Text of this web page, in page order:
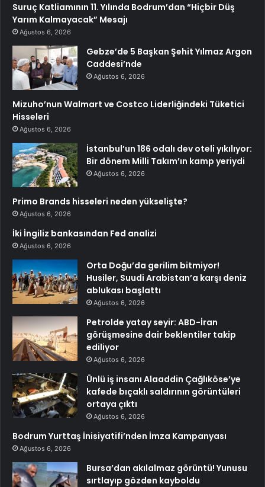
Suruç Katliamının 11. Yılında Bodrum’dan “Hiçbir Düş
Yarım Kalmayacak” Mesajı
Ağustos 6, 2026
Gebze’de 5 Başkan Şehit Yılmaz Argon
Caddesi’nde
Ağustos 6, 2026
Mizuho’nun Walmart ve Costco Liderliğindeki Tüketici
Hisseleri
Ağustos 6, 2026
İstanbul’un 186 odalı dev oteli yıkılıyor:
Bir dönem Milli Takım’ın kamp yeriydi
Ağustos 6, 2026
Primo Brands hisseleri neden yükselişte?
Ağustos 6, 2026
İki İngiliz bankasından Fed analizi
Ağustos 6, 2026
Orta Doğu’da gerilim bitmiyor!
Husiler, Suudi Arabistan’a karşı deniz
ablukası başlattı
Ağustos 6, 2026
Petrolde yatay seyir: ABD-İran
görüşmesine dair beklentiler takip
ediliyor
Ağustos 6, 2026
Ünlü iş insanı Alaaddin Çağlıköse’ye
kafede bıçaklı saldırının görüntüleri
ortaya çıktı
Ağustos 6, 2026
Bodrum Yurttaş İnisiyatifi’nden İmza Kampanyası
Ağustos 6, 2026
Bursa’dan akılalmaz görüntü! Yunusu
sırtlayıp gözden kayboldu